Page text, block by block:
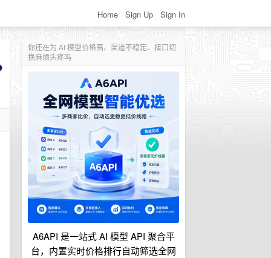
Home Sign Up Sign In
你还在为 AI 模型价格高、渠道不稳定、接口切
换麻烦头疼吗
A6API 是一站式 AI 模型 API 聚合平
台，内置实时价格排行自动筛选全网